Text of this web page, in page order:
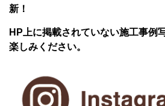
新！
HP上に掲載されていない施工事例
楽しみください。